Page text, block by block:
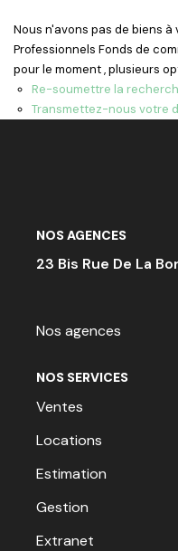
Créer une alerte
Nous n'avons pas de biens
Professionnels Fonds de
pour le moment , plusieurs
Re-soumettre la
Transmettez-nous votre
NOS AGENCES
23 Bis Rue De La
Nos agences
NOS SERVICES
Ventes
Locations
Estimation
Gestion
Extranet